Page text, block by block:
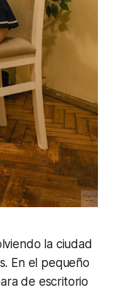
la ciudad
En el pequeño
de escritorio